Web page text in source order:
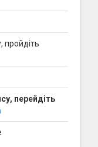
пройдіть
перейдіть